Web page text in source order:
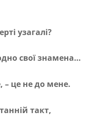
узагалі?
свої знамена…
це не до мене.
такт,